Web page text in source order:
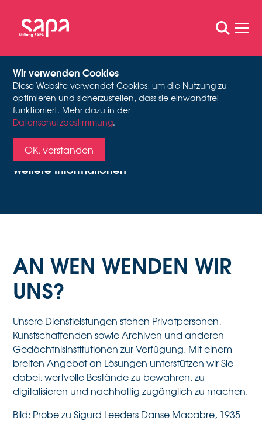
Wir verwenden Cookies
Diese Website verwendet Cookies, um die Nutzung zu
optimieren und sicherzustellen, dass sie einwandfrei
funktioniert. Mehr dazu in der
Datenschutzbestimmung.
OK, verstanden
PERSÖNLICHE
BERATUNG
Weitere Informationen
AN WEN WENDEN WIR
UNS?
Unsere Dienstleistungen stehen Privatpersonen,
Kunstschaffenden sowie Archiven und anderen
Gedächtnisinstitutionen zur Verfügung. Mit einem
breiten Angebot an Lösungen unterstützen wir Sie
dabei, wertvolle Bestände zu bewahren, zu
digitalisieren und nachhaltig zugänglich zu machen.
Bild: Probe zu Sigurd Leeders Danse Macabre, 1935